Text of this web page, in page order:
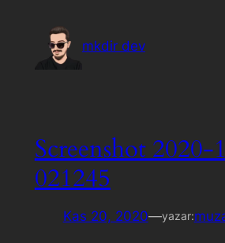
mkdir dev
Screenshot 2020-
021245
Kas 20, 2020—yazar: